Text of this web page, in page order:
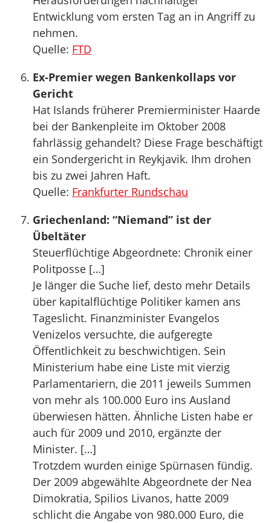
Entwicklung vom ersten Tag an in Angriff zu
nehmen.
Quelle: FTD
Ex-Premier wegen Bankenkollaps vor
Gericht
Hat Islands früherer Premierminister Haarde
bei der Bankenpleite im Oktober 2008
fahrlässig gehandelt? Diese Frage beschäftigt
ein Sondergericht in Reykjavik. Ihm drohen
bis zu zwei Jahren Haft.
Quelle: Frankfurter Rundschau
Griechenland: “Niemand” ist der
Übeltäter
Steuerflüchtige Abgeordnete: Chronik einer
Politposse […]
Je länger die Suche lief, desto mehr Details
über kapitalflüchtige Politiker kamen ans
Tageslicht. Finanzminister Evangelos
Venizelos versuchte, die aufgeregte
Öffentlichkeit zu beschwichtigen. Sein
Ministerium habe eine Liste mit vierzig
Parlamentariern, die 2011 jeweils Summen
von mehr als 100.000 Euro ins Ausland
überwiesen hätten. Ähnliche Listen habe er
auch für 2009 und 2010, ergänzte der
Minister. […]
Trotzdem wurden einige Spürnasen fündig.
Der 2009 abgewählte Abgeordnete der Nea
Dimokratia, Spilios Livanos, hatte 2009
schlicht die Angabe von 980.000 Euro, die